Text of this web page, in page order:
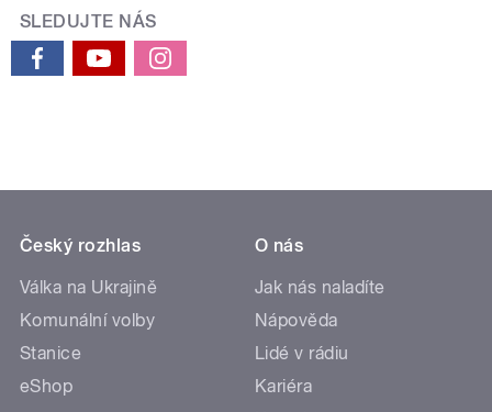
SLEDUJTE NÁS
Český rozhlas
Válka na Ukrajině
Komunální volby
Stanice
eShop
O nás
Jak nás naladíte
Nápověda
Lidé v rádiu
Kariéra